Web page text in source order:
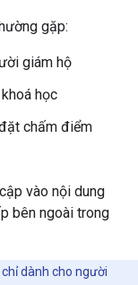
gặp:
giám hộ
học
chấm điểm
vào nội dung
bên ngoài trong
dành cho người